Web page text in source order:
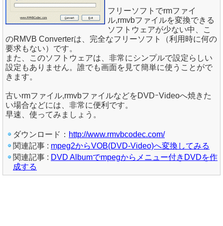
フリーソフトでrmファイ
ル,rmvbファイルを変換できる
ソフトウェアが少ない中、こ
のRMVB Converterは、完全なフリーソフト（利用時に何の
要求もない）です。
また、このソフトウェアは、非常にシンプルで設定らしい
設定もありません。誰でも画面を見て簡単に使うことがで
きます。
古いrmファイル,rmvbファイルなどをDVDｰVideoへ焼きた
い場合などには、非常に便利です。
早速、使ってみましょう。
ダウンロード： http://www.rmvbcodec.com/
関連記事 : mpeg2からVOB(DVD-Video)へ変換してみる
関連記事 : DVD Albumでmpegからメニュー付きDVDを作
成する